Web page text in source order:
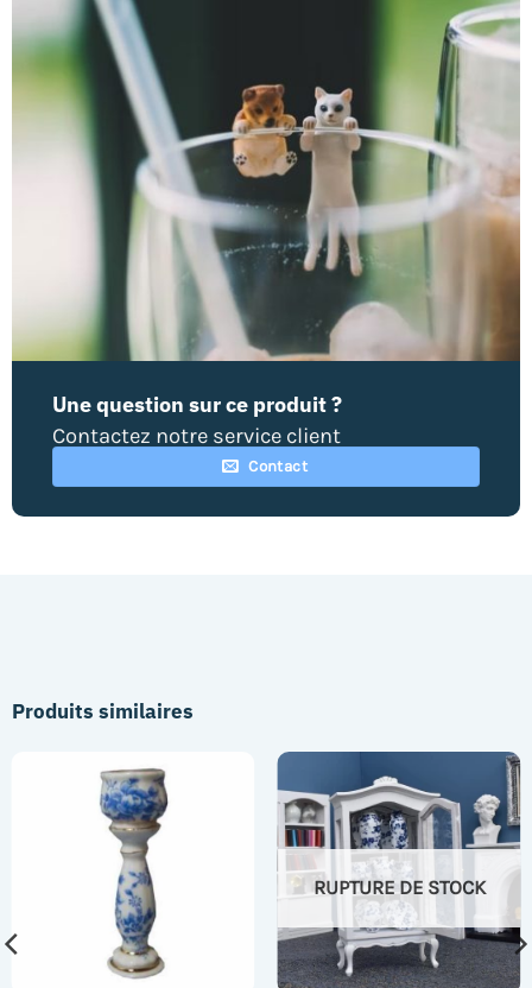
Une question sur ce produit ?
Contactez notre service client
Contact
Produits similaires
RUPTURE DE STOCK